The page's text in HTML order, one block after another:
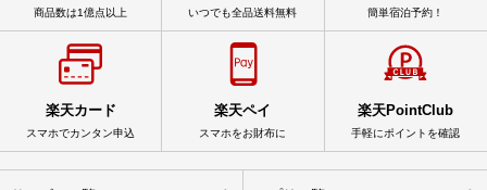
商品数は1億点以上 いつでも全品送料無料 簡単宿泊予約！
楽天カード
スマホでカンタン申込
楽天ペイ
スマホをお財布に
楽天PointClub
手軽にポイントを確認